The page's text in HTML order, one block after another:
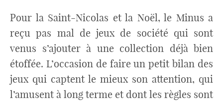
Pour la Saint-Nicolas et la Noël, le Minus a
reçu pas mal de jeux de société qui sont
venus s’ajouter à une collection déjà bien
étoffée. L’occasion de faire un petit bilan des
jeux qui captent le mieux son attention, qui
l’amusent à long terme et dont les règles sont